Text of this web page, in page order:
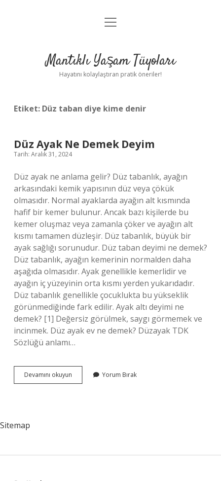
Anasayfa
Yasal Uyarı
menüyü
Mantıklı Yaşam Tüyoları
Hayatını kolaylaştıran pratik öneriler!
Etiket: Düz taban diye kime denir
Düz Ayak Ne Demek Deyim
Tarih: Aralık 31, 2024
Düz ayak ne anlama gelir? Düz tabanlık, ayağın
arkasındaki kemik yapısının düz veya çökük
olmasıdır. Normal ayaklarda ayağın alt kısmında
hafif bir kemer bulunur. Ancak bazı kişilerde bu
kemer oluşmaz veya zamanla çöker ve ayağın alt
kısmı tamamen düzleşir. Düz tabanlık, büyük bir
ayak sağlığı sorunudur. Düz taban deyimi ne demek?
Düz tabanlık, ayağın kemerinin normalden daha
aşağıda olmasıdır. Ayak genellikle kemerlidir ve
ayağın iç yüzeyinin orta kısmı yerden yukarıdadır.
Düz tabanlık genellikle çocuklukta bu yükseklik
görünmediğinde fark edilir. Ayak altı deyimi ne
demek? [1] Değersiz görülmek, saygı görmemek ve
incinmek. Düz ayak ev ne demek? Düzayak TDK
Sözlüğü anlamı…
Devamını okuyun
Ayak
Yorum Bırak
Sitemap